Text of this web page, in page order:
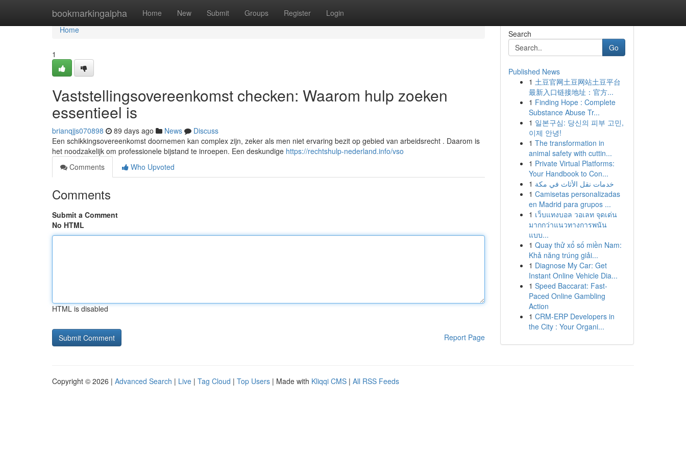
bookmarkingalpha Home New Submit Groups Register Login
Home
Home
1
Vaststellingsovereenkomst checken: Waarom hulp zoeken
essentieel is
brianqjjs070898 89 days ago News
Discuss
Een schikkingsovereenkomst doornemen kan complex zijn, zeker als men niet ervaring bezit op gebied van arbeidsrecht . Daarom is
het noodzakelijk om professionele bijstand te inroepen. Een deskundige https://rechtshulp-nederland.info/vso
Comments
Who Upvoted
Comments
Submit a Comment
No HTML
HTML is disabled
Report Page
Search
Go
Published News
1 土豆官网土豆网站土豆平台
最新入口链接地址：官方...
1 Finding Hope : Complete
Substance Abuse Tr...
1 일본구심: 당신의 피부 고민,
이제 안녕!
1 The transformation in
animal safety with cuttin...
1 Private Virtual Platforms:
Your Handbook to Con...
1 خدمات نقل الأثاث في مكة
1 Camisetas personalizadas
en Madrid para grupos ...
1 เว็บแทงบอล วอเลท จุดเด่น
มากกว่าแนวทางการพนัน
แบบ...
1 Quay thử xổ số miền Nam:
Khả năng trúng giải...
1 Diagnose My Car: Get
Instant Online Vehicle Dia...
1 Speed Baccarat: Fast-
Paced Online Gambling
Action
1 CRM-ERP Developers in
the City : Your Organi...
Copyright © 2026 | Advanced Search | Live | Tag Cloud | Top Users | Made with Kliqqi CMS | All RSS Feeds